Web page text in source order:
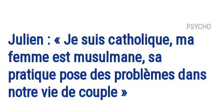
PSYCHO
Julien : « Je suis catholique, ma
femme est musulmane, sa
pratique pose des problèmes dans
notre vie de couple »